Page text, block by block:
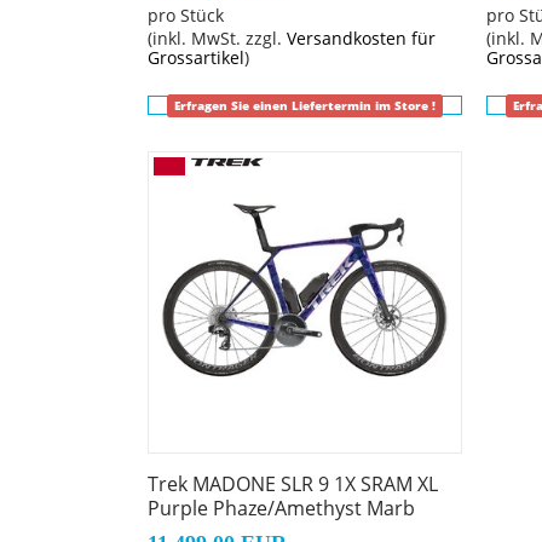
Geschlecht: Uni
Rahmenmaterial: Carbon
Gangschaltung: SRAM RED AXS E1, max. 36
Anzahl Gänge: 1
SRAM Paceline X, abgerundet, Centerlock,
Max. Bremsscheibendu
pro Stück
(inkl. MwSt. zzgl. Versandkosten für
Grossartikel)
Erfragen Sie einen Liefertermin im Store !
pro
(inkl.
Trek MADONE SLR 9 1X SRAM XL
Purple Phaze/Amethyst Marb